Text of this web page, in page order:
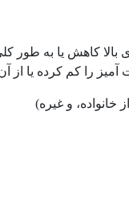
بالا کاهش یا به
را کم کرده یا از
خانواده، و غیره)